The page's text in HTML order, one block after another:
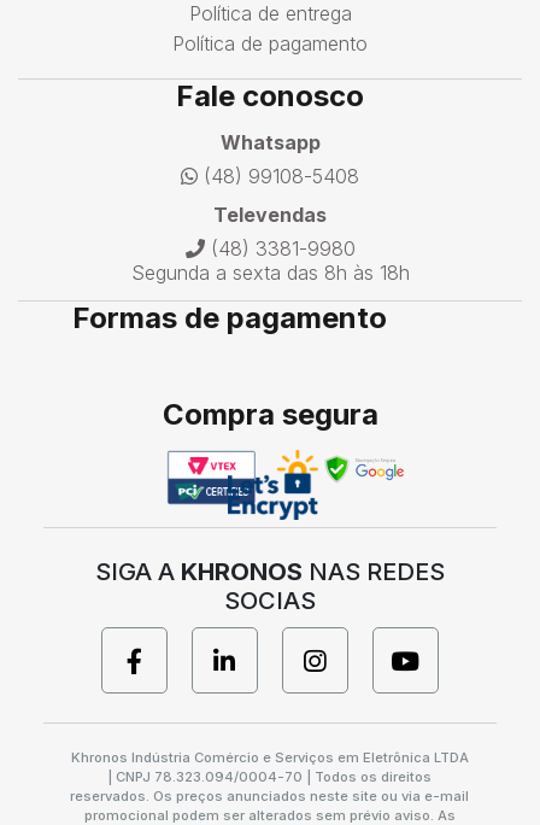
Política de entrega
Política de pagamento
Fale conosco
Whatsapp
(48) 99108-5408
Televendas
(48) 3381-9980
Segunda a sexta das 8h às 18h
Formas de pagamento
Compra segura
SIGA A KHRONOS NAS REDES
SOCIAS
Khronos Indústria Comércio e Serviços em Eletrônica LTDA
| CNPJ 78.323.094/0004-70 | Todos os direitos
reservados. Os preços anunciados neste site ou via e-mail
promocional podem ser alterados sem prévio aviso. As